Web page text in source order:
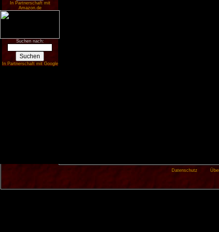
In Partnerschaft mit
Amazon.de
Suchen nach:
In Partnerschaft mit Google
Datenschutz